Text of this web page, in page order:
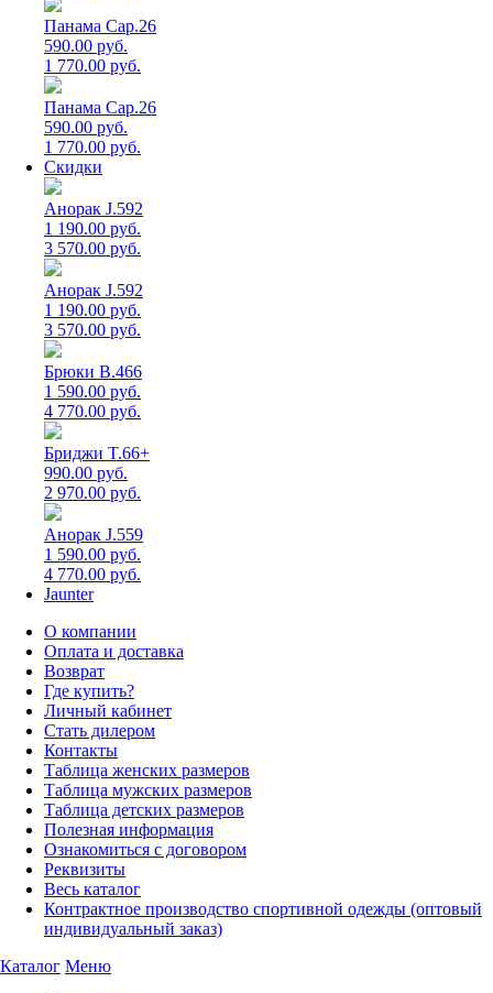
Панама Cap.26
590.00 руб.
1 770.00 руб.
Панама Cap.26
590.00 руб.
1 770.00 руб.
Скидки
Анорак J.592
1 190.00 руб.
3 570.00 руб.
Анорак J.592
1 190.00 руб.
3 570.00 руб.
Брюки B.466
1 590.00 руб.
4 770.00 руб.
Бриджи T.66+
990.00 руб.
2 970.00 руб.
Анорак J.559
1 590.00 руб.
4 770.00 руб.
Jaunter
О компании
Оплата и доставка
Возврат
Где купить?
Личный кабинет
Стать дилером
Контакты
Таблица женских размеров
Таблица мужских размеров
Таблица детских размеров
Полезная информация
Ознакомиться с договором
Реквизиты
Весь каталог
Контрактное производство спортивной одежды (оптовый
индивидуальный заказ)
Каталог Меню